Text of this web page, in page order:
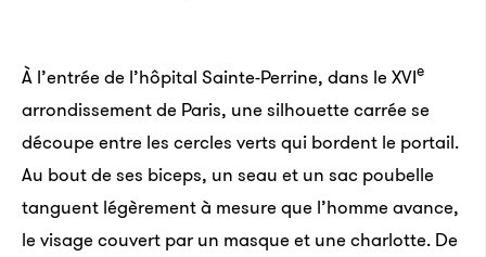
À l’entrée de l’hôpital Sainte-Perrine, dans le XVIe
arrondissement de Paris, une silhouette carrée se
découpe entre les cercles verts qui bordent le portail.
Au bout de ses biceps, un seau et un sac poubelle
tanguent légèrement à mesure que l’homme avance,
le visage couvert par un masque et une charlotte. De